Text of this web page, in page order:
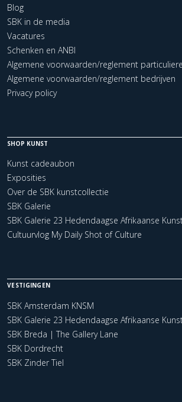
Blog
SBK in de media
Vacatures
Schenken en ANBI
Algemene voorwaarden/reglement
Algemene voorwaarden/reglement bedrijven
Privacy policy
SHOP KUNST
Kunst cadeaubon
Exposities
Over de SBK kunstcollectie
SBK Galerie
SBK Galerie 23 Hedendaagse Afrikaanse
Cultuurvlog My Daily Shot of Culture
VESTIGINGEN
SBK Amsterdam KNSM
SBK Galerie 23 Hedendaagse Afrikaanse
SBK Breda | The Gallery Lane
SBK Dordrecht
SBK Zinder Tiel